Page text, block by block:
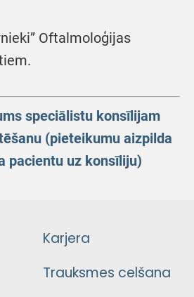
Oftalmoloģijas
speciālistu konsīlijam
(pieteikumu aizpilda
pacientu uz konsīliju)
Karjera
Trauksmes celšana